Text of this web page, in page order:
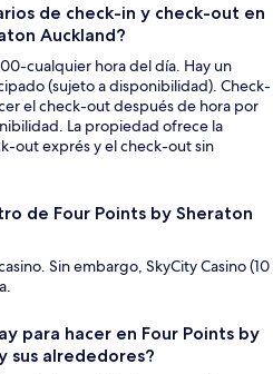
de check-in y check-out en
Auckland?
cualquier hora del día. Hay un
(sujeto a disponibilidad). Check-
el check-out después de hora por
La propiedad ofrece la
out exprés y el check-out sin
de Four Points by Sheraton
Sin embargo, SkyCity Casino (10
para hacer en Four Points by
sus alrededores?